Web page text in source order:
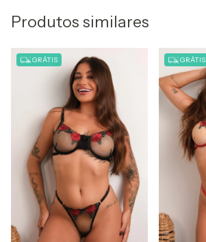
Produtos similares
GRÁTIS GRÁTIS